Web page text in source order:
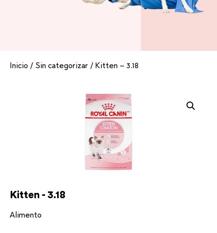
Inicio / Sin categorizar / Kitten – 3.18
Kitten - 3.18
Alimento